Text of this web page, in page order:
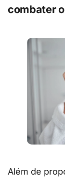
combater
Além de